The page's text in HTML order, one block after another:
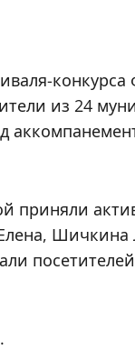
из 24
приняли
Елена,